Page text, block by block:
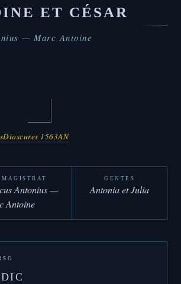
ET CÉSAR
— Marc Antoine
1563AN
MAGISTRAT
Antonius —
Antoine
GENTES
Antonia et Julia